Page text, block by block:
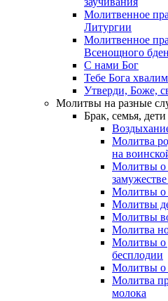
Молитвенное
Литургии
Молитвенное
Всенощного
С нами Бог
Тебе Бога хвалим
Утверди, Боже,
Молитвы на разные
Брак, семья, дети
Молитва
на
Молитвы о
Молитвы о
Молитвы
Молитвы
Молитва
Молитвы о
бесплодии
Молитвы о
Молитва
молока